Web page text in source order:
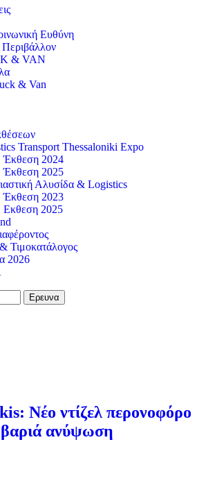
Ευθύνη
& VAN
& Van
Transport Thessaloniki Expo
Έκθεση 2024
Έκθεση 2025
Αλυσίδα & Logistics
Έκθεση 2023
Εκθεση 2025
Τιμοκατάλογος
2026
Νέο ντίζελ περονοφόρο
ανύψωση